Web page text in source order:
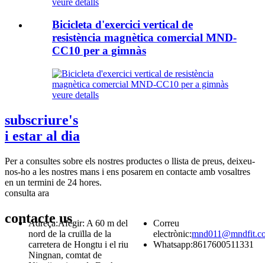
Bicicleta d'exercici vertical de
resistència magnètica comercial MND-
CC10 per a gimnàs
veure detalls
subscriure's
i estar al dia
Per a consultes sobre els nostres productes o llista de preus, deixeu-
nos-ho a les nostres mans i ens posarem en contacte amb vosaltres
en un termini de 24 hores.
consulta ara
contacteus
Adreça:Afegir: A 60 m del
nord de la cruïlla de la
carretera de Hongtu i el riu
Ningnan, comtat de
Correu
electrònic:
Whatsapp:8617600511331